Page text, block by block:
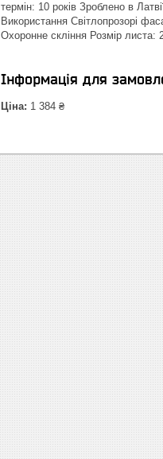
термін: 10 років Зроблено в
Використання Світлопрозорі
Охоронне скління Розмір
Інформація для
Ціна: 1 384 ₴